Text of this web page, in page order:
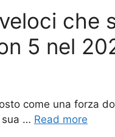
che
5 nel
come una forza
sua … Read more